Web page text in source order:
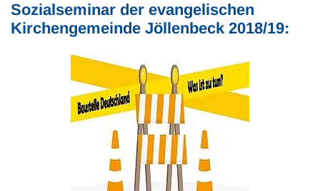
Sozialseminar der evangelischen
Kirchengemeinde Jöllenbeck 2018/19: